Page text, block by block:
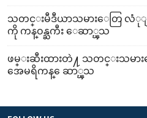
သတင္းမီဒီယာသမားေတြ လံုျ
ကို ကန္ဝန္ႀကီး ေဆာ္ၾသ
ဖမ္းဆီးထားတဲ႔ သတင္းသမားေ
အေမရိကန္ ေဆာ္ၾသ